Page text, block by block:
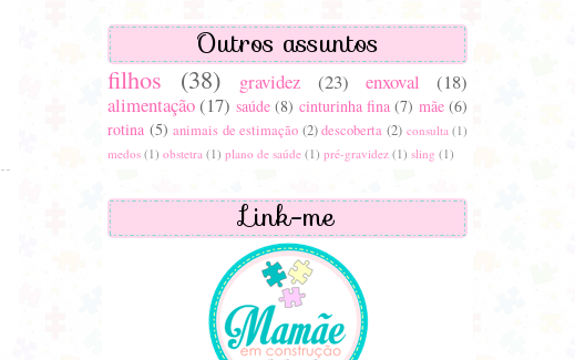
Outros assuntos
filhos (38) gravidez (23) enxoval
(18)
alimentação(17) saúde (8) cinturinha fina (7) mãe (6)
rotina (5) animais de estimação (2) descoberta (2) consulta (1)
medos (1) obstetra (1) plano de saúde (1) pré-gravidez (1) sling (1)
Link-me